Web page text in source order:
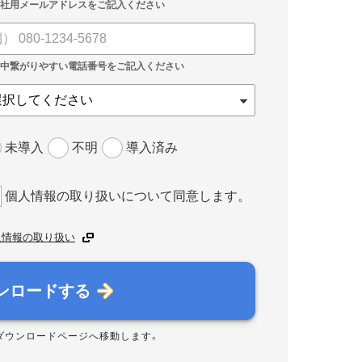
未導入 不明 導入済み
個人情報の取り扱いについて同意します。
報の取り扱い
ロードする
ウンロードページへ移動します。